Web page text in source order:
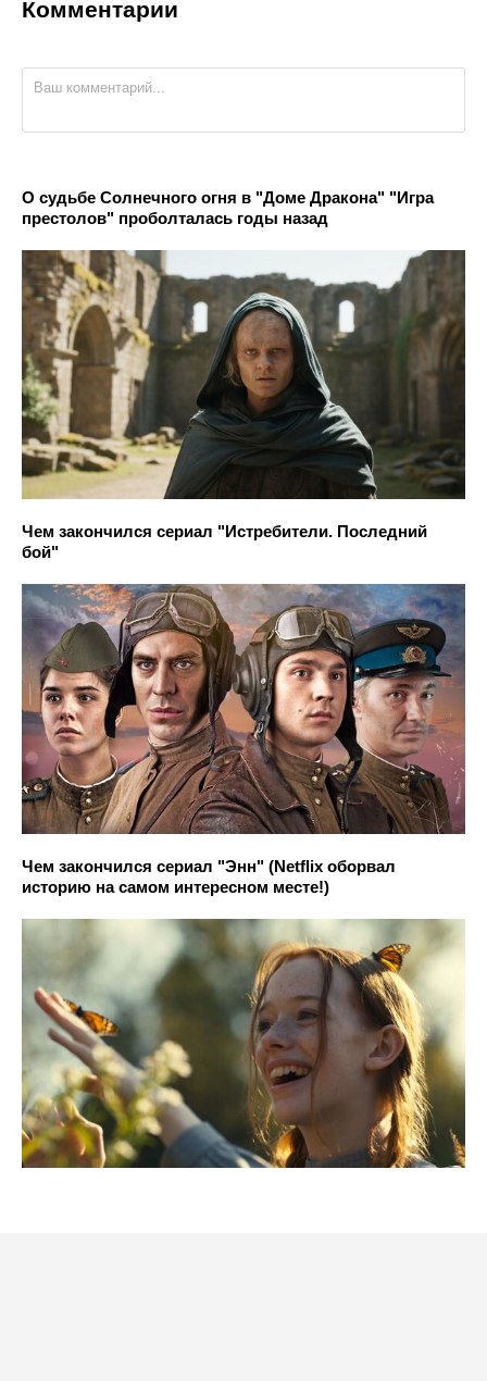
Комментарии
О судьбе Солнечного огня в "Доме Дракона" "Игра
престолов" проболталась годы назад
Чем закончился сериал "Истребители. Последний
бой"
Чем закончился сериал "Энн" (Netflix оборвал
историю на самом интересном месте!)